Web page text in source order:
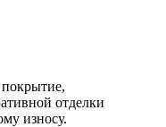
отделки
износу.